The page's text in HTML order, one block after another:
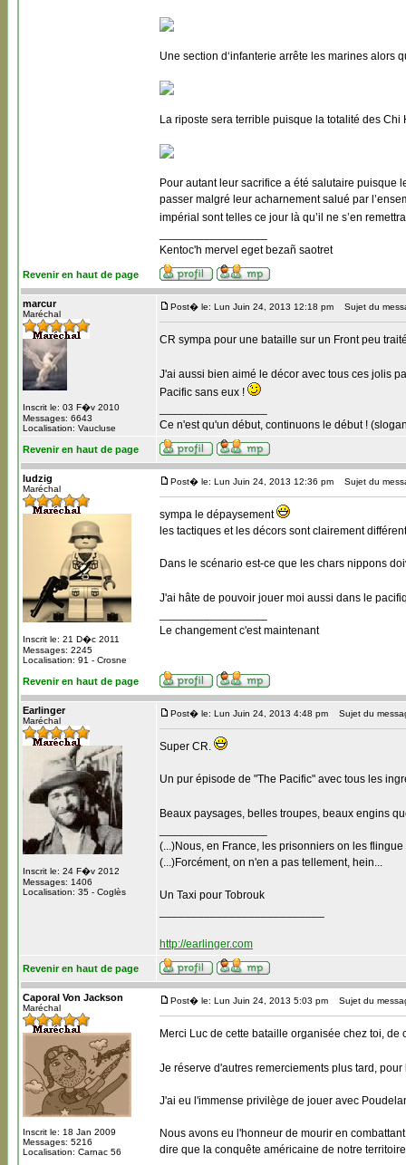
Une section d‘infanterie arrête les marines alors
La riposte sera terrible puisque la totalité des
Pour autant leur sacrifice a été salutaire puisque
passer malgré leur acharnement salué par
impérial sont telles ce jour là qu’il ne s’en
Kentoc'h mervel eget bezañ saotret
Revenir en haut de page
marcur
Maréchal
Inscrit le: 03 F�v 2010
Messages: 6643
Localisation: Vaucluse
Post� le: Lun Juin 24, 2013 12:18 pm Sujet du
CR sympa pour une bataille sur un Front peu
J'ai aussi bien aimé le décor avec tous ces jolis
Pacific sans eux !
Ce n'est qu'un début, continuons le début !
Revenir en haut de page
ludzig
Maréchal
Inscrit le: 21 D�c 2011
Messages: 2245
Localisation: 91 - Crosne
Post� le: Lun Juin 24, 2013 12:36 pm Sujet du
sympa le dépaysement
les tactiques et les décors sont clairement
Dans le scénario est-ce que les chars nippons
J'ai hâte de pouvoir jouer moi aussi dans le
Le changement c'est maintenant
Revenir en haut de page
Earlinger
Maréchal
Inscrit le: 24 F�v 2012
Messages: 1406
Localisation: 35 - Coglès
Post� le: Lun Juin 24, 2013 4:48 pm Sujet du
Super CR.
Un pur épisode de "The Pacific" avec tous les
Beaux paysages, belles troupes, beaux engins
(...)Nous, en France, les prisonniers on les flingue
(...)Forcément, on n'en a pas tellement, hein...
Un Taxi pour Tobrouk
http://earlinger.com
Revenir en haut de page
Caporal Von Jackson
Maréchal
Inscrit le: 18 Jan 2009
Messages: 5216
Localisation: Carnac 56
Post� le: Lun Juin 24, 2013 5:03 pm Sujet du
Merci Luc de cette bataille organisée chez toi, de
Je réserve d'autres remerciements plus tard, pour
J'ai eu l'immense privilège de jouer avec
Nous avons eu l'honneur de mourir en
dire que la conquête américaine de notre